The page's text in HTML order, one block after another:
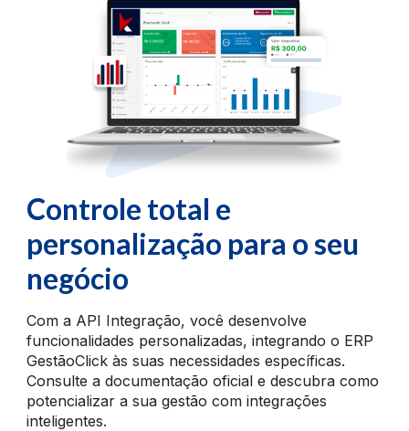
Controle total e
personalização para o seu
negócio
Com a API Integração, você desenvolve
funcionalidades personalizadas, integrando o ERP
GestãoClick às suas necessidades específicas.
Consulte a documentação oficial e descubra como
potencializar a sua gestão com integrações
inteligentes.